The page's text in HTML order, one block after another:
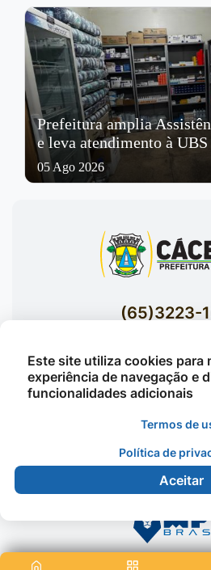
Prefeitura amplia
e leva atendimento à
05 Ago 2026
(65)3223-
Acessar E-mails
Av. Brasil nº 119 Bairro
©2026 - Prefeitura Municipal
direitos
Este site utiliza cookies para
experiência de navegação e
funcionalidades adicionais
Termos de
Política de
Aceitar